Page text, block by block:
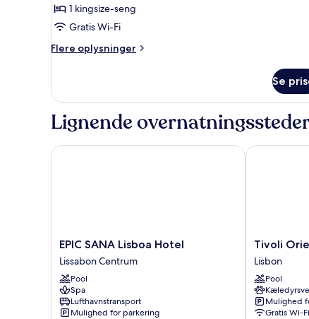
(Governor)
1 kingsize-seng
Gratis Wi-Fi
Flere oplysninger
Flere
(Governor)
Se
Lignende
EPIC
SANA
Lisboa
Hotel
Lissabon
Centrum
EPIC SANA Lisboa Hotel
Lissabon Centrum
Pool
Spa
Lufthavnstransport
Mulighed for parkering
EPIC SANA Lisboa Hotel
Tivoli
Oriente
Lisboa
Hotel
Lisbon
Tivoli
Lisbon
Pool
Mulighed
Gratis Wi-Fi
Tivoli